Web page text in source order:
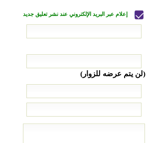
إعلام عبر البريد الإلكتروني عند نشر تعليق جديد
(لن يتم عرضه للزوار)